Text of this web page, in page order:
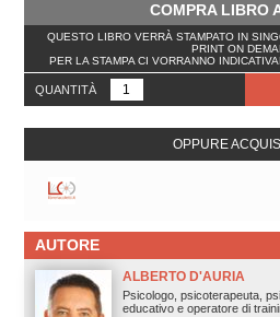
COMPRA LIBRO
QUESTO LIBRO VERRÀ STAMPATO IN
PRINT ON
PER LA STAMPA CI VORRANNO
QUANTITÀ
OPPURE
AUTORE
ALBERTO D'AURIA
Psicologo, psicoterapeuta,
educativo e operatore di